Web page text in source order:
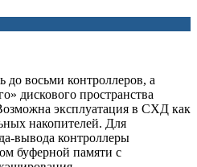
восьми контроллеров, а
дискового пространства
эксплуатация в СХД как
накопителей. Для
вывода контроллеры
буферной памяти с